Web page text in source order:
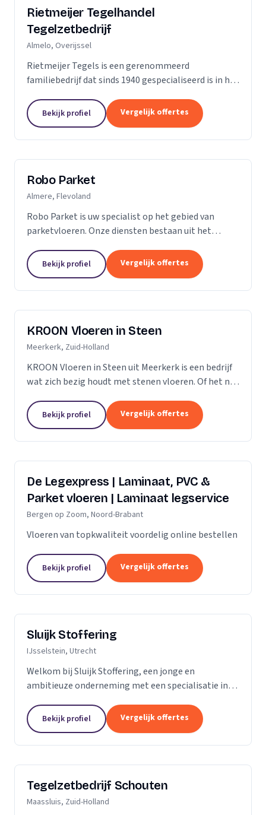
Rietmeijer Tegelhandel
Tegelzetbedrijf
Almelo, Overijssel
Rietmeijer Tegels is een gerenommeerd
familiebedrijf dat sinds 1940 gespecialiseerd is in het
Met een rijke geschiedenis en een passie voor...
Bekijk profiel Vergelijk offertes
Robo Parket
Almere, Flevoland
Robo Parket is uw specialist op het gebied van
parketvloeren. Onze diensten bestaan uit het
parketvloeren. Voor ons is elke parketvloer uniek en
verdient daarom...
Bekijk profiel Vergelijk offertes
KROON Vloeren in Steen
Meerkerk, Zuid-Holland
KROON Vloeren in Steen uit Meerkerk is een bedrijf
wat zich bezig houdt met stenen vloeren. Of het nu
tegelzetters, vloerverwarming, onderhoud,...
Bekijk profiel Vergelijk offertes
De Legexpress | Laminaat, PVC &
Parket vloeren | Laminaat legservice
Bergen op Zoom, Noord-Brabant
Vloeren van topkwaliteit voordelig online bestellen
Bekijk profiel Vergelijk offertes
Sluijk Stoffering
IJsselstein, Utrecht
Welkom bij Sluijk Stoffering, een jonge en
ambitieuze onderneming met een specialisatie in
kunnen we zeggen dat we al 20 jaar onze expertise...
Bekijk profiel Vergelijk offertes
Tegelzetbedrijf Schouten
Maassluis, Zuid-Holland